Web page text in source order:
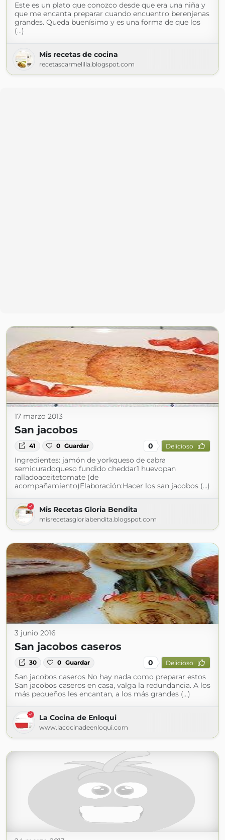
Este es un plato que conozco desde que era una niña y
que me encanta preparar cuando encuentro berenjenas
grandes. Queda buenísimo y es una forma de que los
(...)
Mis recetas de cocina
recetascarmelilla.blogspot.com
17 marzo 2013
San jacobos
41 0 Guardar 0 Delicioso
Ingredientes: jamón de yorkqueso de cabra
semicuradoqueso fundido cheddar1 huevopan
ralladoaceitetomate (de
acompañamiento)Elaboración:Hacer los san jacobos (...)
Mis Recetas Gloria Bendita
misrecetasgloriabendita.blogspot.com
3 junio 2016
San jacobos caseros
30 0 Guardar 0 Delicioso
San jacobos caseros No hay nada como preparar estos
San jacobos caseros en casa, valga la redundancia. A los
más pequeños les encantan, a los más grandes (...)
La Cocina de Enloqui
www.lacocinadeenloqui.com